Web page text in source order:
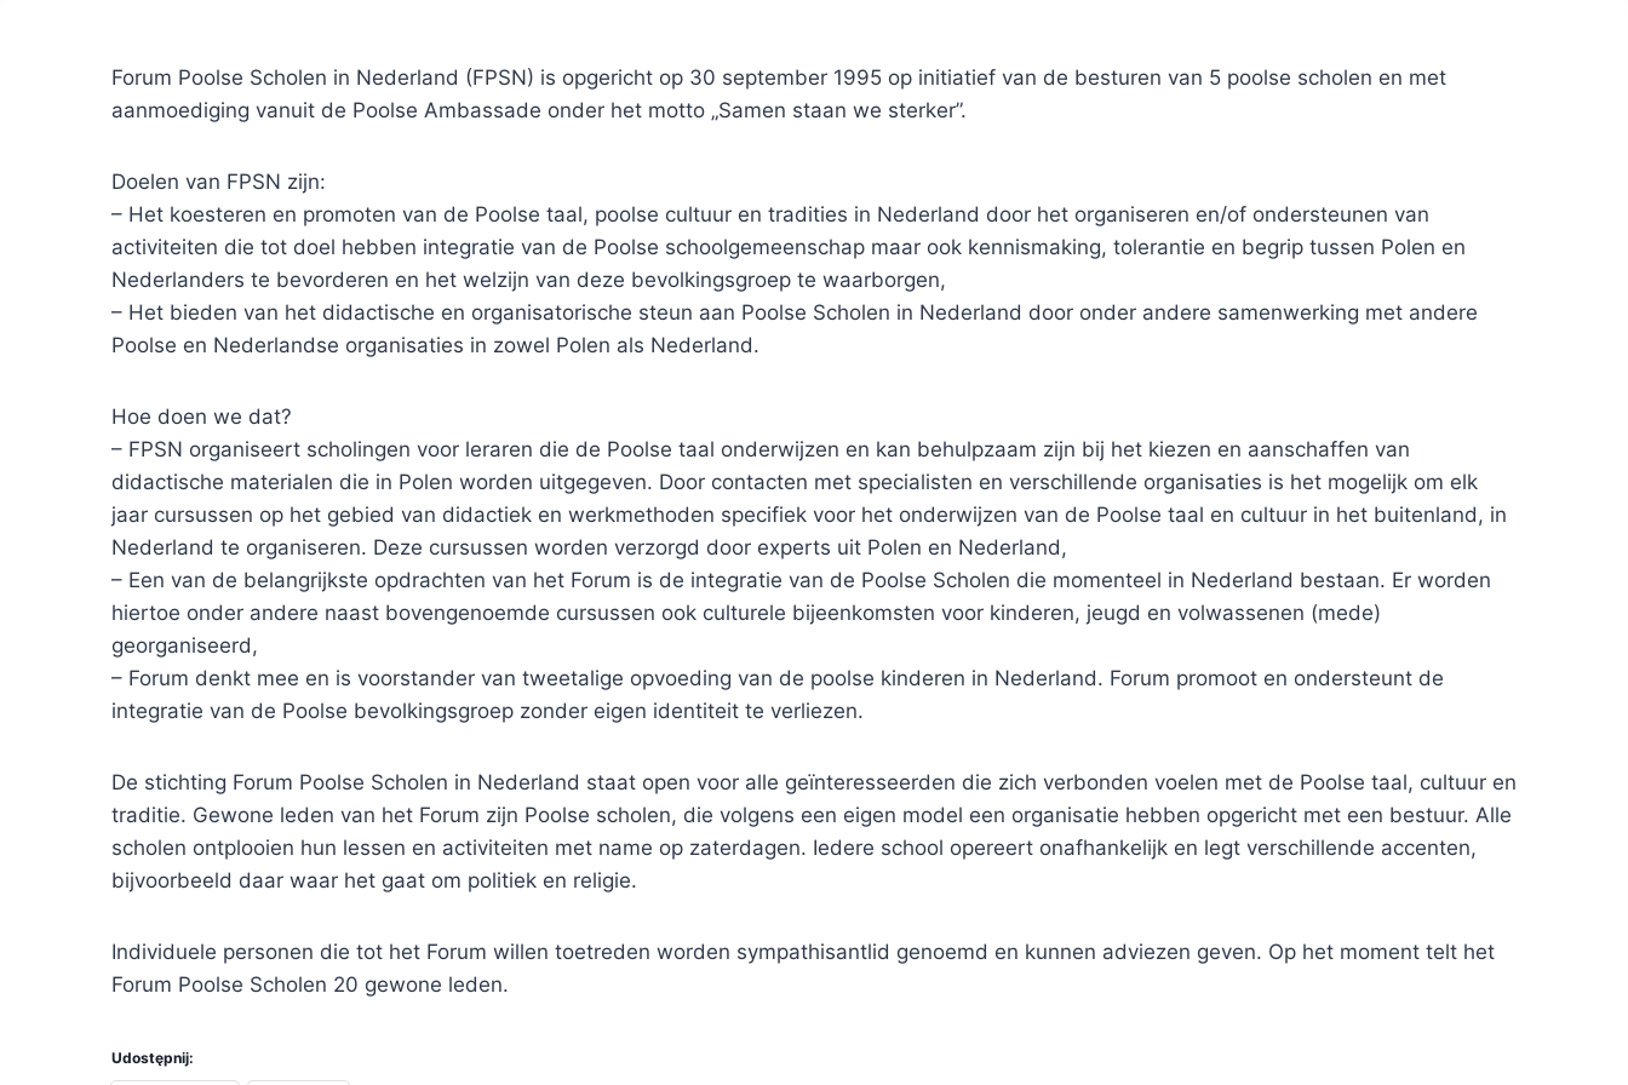
Forum Poolse Scholen in Nederland (FPSN) is opgericht op 30 september 1995 op initiatief van de besturen van 5 poolse scholen en met
aanmoediging vanuit de Poolse Ambassade onder het motto „Samen staan we sterker”.
Doelen van FPSN zijn:
– Het koesteren en promoten van de Poolse taal, poolse cultuur en tradities in Nederland door het organiseren en/of ondersteunen van
activiteiten die tot doel hebben integratie van de Poolse schoolgemeenschap maar ook kennismaking, tolerantie en begrip tussen Polen en
Nederlanders te bevorderen en het welzijn van deze bevolkingsgroep te waarborgen,
– Het bieden van het didactische en organisatorische steun aan Poolse Scholen in Nederland door onder andere samenwerking met andere
Poolse en Nederlandse organisaties in zowel Polen als Nederland.
Hoe doen we dat?
– FPSN organiseert scholingen voor leraren die de Poolse taal onderwijzen en kan behulpzaam zijn bij het kiezen en aanschaffen van
didactische materialen die in Polen worden uitgegeven. Door contacten met specialisten en verschillende organisaties is het mogelijk om elk
jaar cursussen op het gebied van didactiek en werkmethoden specifiek voor het onderwijzen van de Poolse taal en cultuur in het buitenland, in
Nederland te organiseren. Deze cursussen worden verzorgd door experts uit Polen en Nederland,
– Een van de belangrijkste opdrachten van het Forum is de integratie van de Poolse Scholen die momenteel in Nederland bestaan. Er worden
hiertoe onder andere naast bovengenoemde cursussen ook culturele bijeenkomsten voor kinderen, jeugd en volwassenen (mede)
georganiseerd,
– Forum denkt mee en is voorstander van tweetalige opvoeding van de poolse kinderen in Nederland. Forum promoot en ondersteunt de
integratie van de Poolse bevolkingsgroep zonder eigen identiteit te verliezen.
De stichting Forum Poolse Scholen in Nederland staat open voor alle geïnteresseerden die zich verbonden voelen met de Poolse taal, cultuur en
traditie. Gewone leden van het Forum zijn Poolse scholen, die volgens een eigen model een organisatie hebben opgericht met een bestuur. Alle
scholen ontplooien hun lessen en activiteiten met name op zaterdagen. Iedere school opereert onafhankelijk en legt verschillende accenten,
bijvoorbeeld daar waar het gaat om politiek en religie.
Individuele personen die tot het Forum willen toetreden worden sympathisantlid genoemd en kunnen adviezen geven. Op het moment telt het
Forum Poolse Scholen 20 gewone leden.
Udostępnij: